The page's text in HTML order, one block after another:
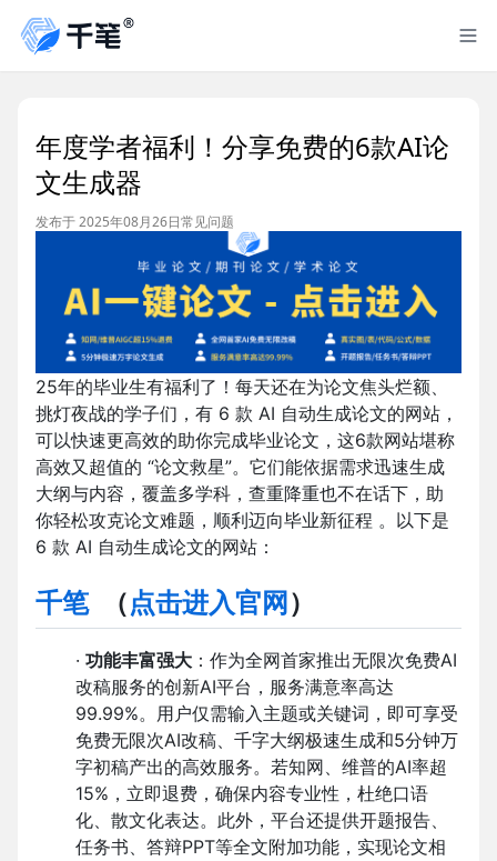
年度学者福利！分享免费的6款AI论
文生成器
发布于 2025年08月26日常见问题
25年的毕业生有福利了！每天还在为论文焦头烂额、
挑灯夜战的学子们，有 6 款 AI 自动生成论文的网站，
可以快速更高效的助你完成毕业论文，这6款网站堪称
高效又超值的 “论文救星”。它们能依据需求迅速生成
大纲与内容，覆盖多学科，查重降重也不在话下，助
你轻松攻克论文难题，顺利迈向毕业新征程 。以下是
6 款 AI 自动生成论文的网站：
千笔（点击进入官网 ）
· 功能丰富强大 ：作为全网首家推出无限次免费AI
改稿服务的创新AI平台，服务满意率高达
99.99%。用户仅需输入主题或关键词，即可享受
免费无限次AI改稿、千字大纲极速生成和5分钟万
字初稿产出的高效服务。若知网、维普的AI率超
15%，立即退费，确保内容专业性，杜绝口语
化、散文化表达。此外，平台还提供开题报告、
任务书、答辩PPT等全文附加功能，实现论文相